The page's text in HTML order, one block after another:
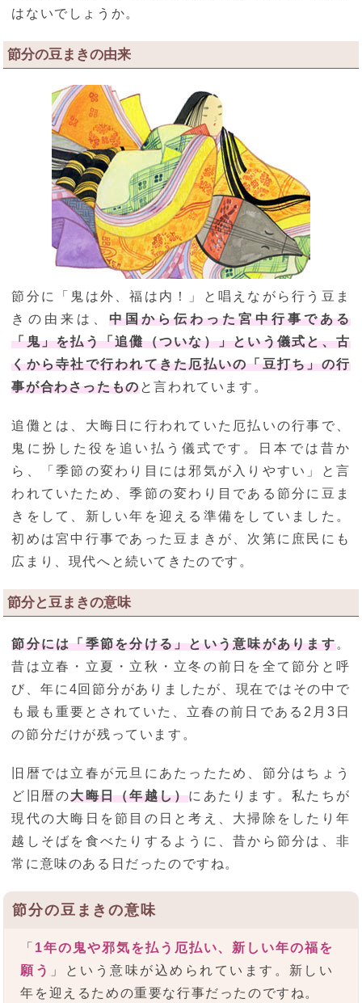
はないでしょうか。
節分の豆まきの由来
節分に「鬼は外、福は内！」と唱えながら行う豆ま
きの由来は、 中国から伝わった宮中行事である
「鬼」を払う「追儺（ついな）」という儀式と、古
くから寺社で行われてきた厄払いの「豆打ち」の行
事が合わさったものと言われています。
追儺とは、大晦日に行われていた厄払いの行事で、
鬼に扮した役を追い払う儀式です。日本では昔か
ら、「季節の変わり目には邪気が入りやすい」と言
われていたため、季節の変わり目である節分に豆ま
きをして、新しい年を迎える準備をしていました。
初めは宮中行事であった豆まきが、次第に庶民にも
広まり、現代へと続いてきたのです。
節分と豆まきの意味
節分には「季節を分ける」という意味があります。
昔は立春・立夏・立秋・立冬の前日を全て節分と呼
び、年に4回節分がありましたが、現在ではその中で
も最も重要とされていた、立春の前日である2月3日
の節分だけが残っています。
旧暦では立春が元旦にあたったため、節分はちょう
ど旧暦の大晦日（年越し）にあたります。私たちが
現代の大晦日を節目の日と考え、大掃除をしたり年
越しそばを食べたりするように、昔から節分は、非
常に意味のある日だったのですね。
節分の豆まきの意味
「 1年の鬼や邪気を払う厄払い、新しい年の福を
願う
」という意味が込められています。新しい
年を迎えるための重要な行事だったのですね。